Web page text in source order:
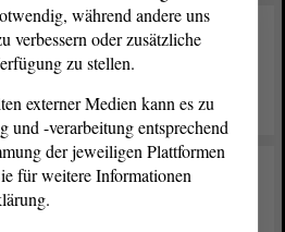
zur Änderung des Gesetzes zur
- Zweite Beratung
zur Änderung des
während andere uns
verbessern oder zusätzliche
zu stellen.
externer Medien kann es zu
und -verarbeitung entsprechend
der jeweiligen Plattformen
für weitere Informationen